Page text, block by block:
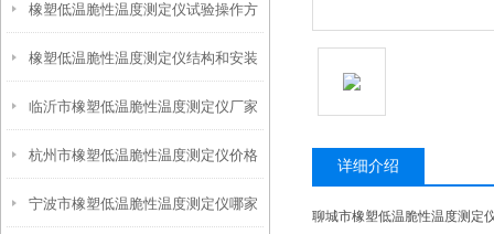
格
橡塑低温脆性温度测定仪试验操作方
法
橡塑低温脆性温度测定仪结构和安装
方法
临沂市橡塑低温脆性温度测定仪厂家
杭州市橡塑低温脆性温度测定仪价格
宁波市橡塑低温脆性温度测定仪哪家
详细介绍
聊城市橡塑低温脆性温度测定